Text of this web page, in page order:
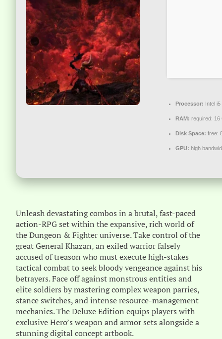
Processor: Intel
RAM: required:
Disk Space: free:
GPU: high
Unleash devastating combos in a brutal, fast-paced
action-RPG set within the expansive, rich world of
the Dungeon & Fighter universe. Take control of the
great General Khazan, an exiled warrior falsely
accused of treason who must execute high-stakes
tactical combat to seek bloody vengeance against his
betrayers. Face off against monstrous entities and
elite soldiers by mastering complex weapon parries,
stance switches, and intense resource-management
mechanics. The Deluxe Edition equips players with
exclusive Hero’s weapon and armor sets alongside a
stunning digital concept artbook.